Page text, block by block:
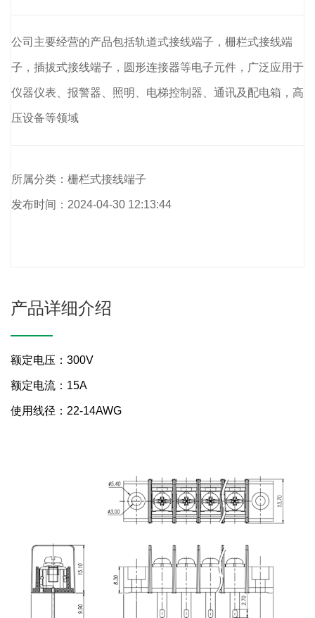
公司主要经营的产品包括轨道式接线端子，栅栏式接线端
子，插拔式接线端子，圆形连接器等电子元件，广泛应用于
仪器仪表、报警器、照明、电梯控制器、通讯及配电箱，高
压设备等领域
所属分类：栅栏式接线端子
发布时间：2024-04-30 12:13:44
产品详细介绍
额定电压：300V
额定电流：15A
使用线径：22-14AWG